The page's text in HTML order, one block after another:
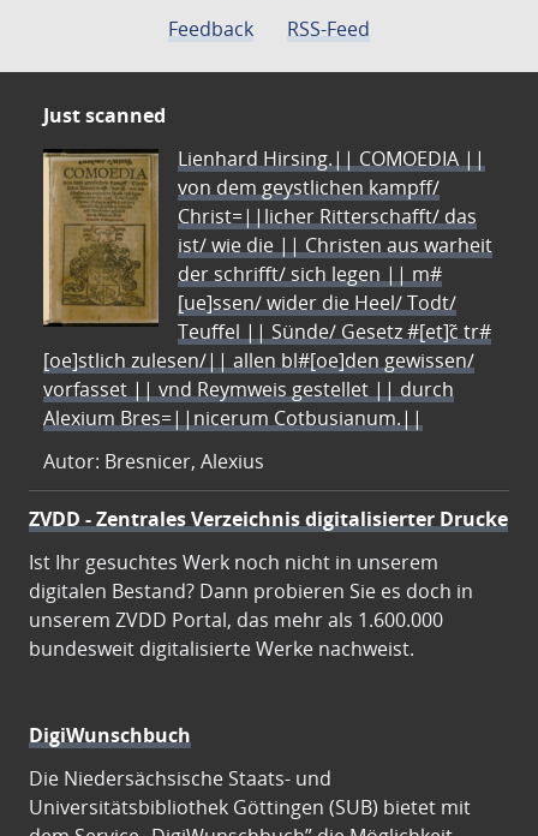
Feedback
RSS-Feed
Just scanned
Lienhard Hirsing.|| COMOEDIA ||
von dem geystlichen kampff/
Christ=||licher Ritterschafft/ das
ist/ wie die || Christen aus warheit
der schrifft/ sich legen || m#
[ue]ssen/ wider die Heel/ Todt/
Teuffel || Sünde/ Gesetz #[et]c̃ tr#
[oe]stlich zulesen/|| allen bl#[oe]den gewissen/
vorfasset || vnd Reymweis gestellet || durch
Alexium Bres=||nicerum Cotbusianum.||
Autor: Bresnicer, Alexius
ZVDD - Zentrales Verzeichnis digitalisierter Drucke
Ist Ihr gesuchtes Werk noch nicht in unserem
digitalen Bestand? Dann probieren Sie es doch in
unserem ZVDD Portal, das mehr als 1.600.000
bundesweit digitalisierte Werke nachweist.
DigiWunschbuch
Die Niedersächsische Staats- und
Universitätsbibliothek Göttingen (SUB) bietet mit